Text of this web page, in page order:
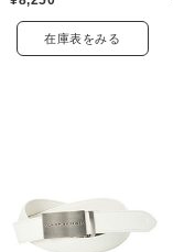
在庫表をみる